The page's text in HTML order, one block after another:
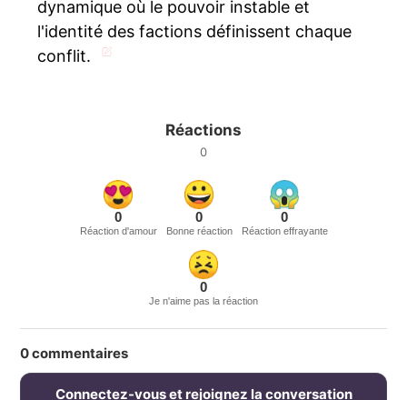
dynamique où le pouvoir instable et
l'identité des factions définissent chaque
conflit.
Réactions
0
0
Réaction d'amour
0
Bonne réaction
0
Réaction effrayante
0
Je n'aime pas la réaction
0commentaires
Connectez-vous et rejoignez la conversation